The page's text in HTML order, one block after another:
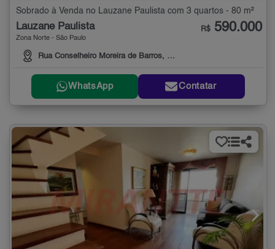
Sobrado à Venda no Lauzane Paulista com 3 quartos - 80 m²
Lauzane Paulista
Zona Norte - São Paulo
Rua Conselheiro Moreira de Barros, 1636
R$ 590.000
WhatsApp Contatar